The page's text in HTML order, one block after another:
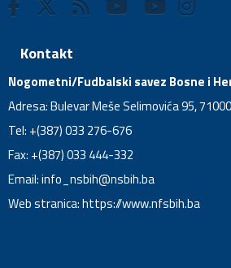
Kontakt
Nogometni/Fudbalski savez Bosne i
Adresa: Bulevar Meše Selimovića 95,
Tel: +(387) 033 276-676
Fax: +(387) 033 444-332
Email:info_nsbih@nsbih.ba
Web stranica: https://www.nfsbih.ba